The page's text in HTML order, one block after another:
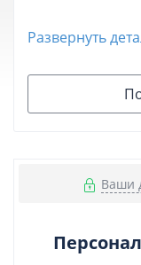
Развернуть
Ваши